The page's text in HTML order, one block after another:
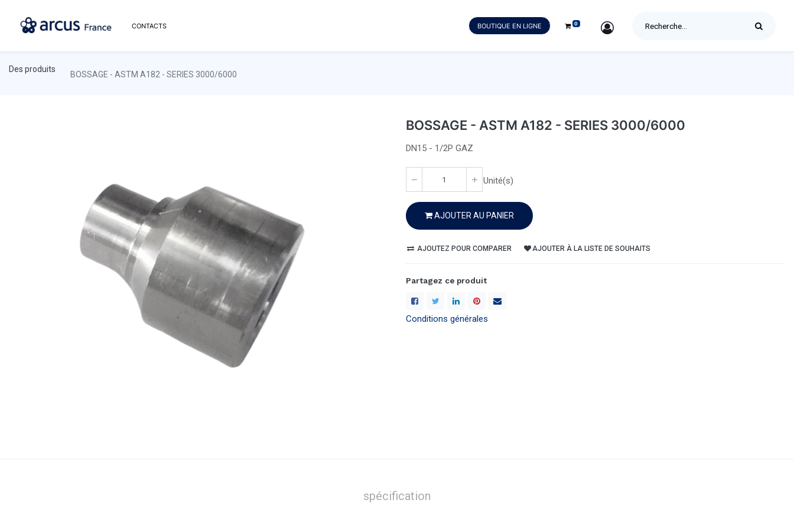
CONTACTS BOUTIQUE EN LIGNE 0 SIGN IN
Des produits
BOSSAGE - ASTM A182 - SERIES 3000/6000
BOSSAGE - ASTM A182 - SERIES 3000/6000
DN15 - 1/2P GAZ
Unité(s)
AJOUTER AU PANIER
AJOUTEZ POUR COMPARER AJOUTER À LA LISTE DE SOUHAITS
Partagez ce produit
Conditions générales
spécification